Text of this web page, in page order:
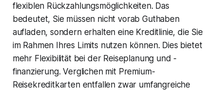
flexiblen Rückzahlungsmöglichkeiten. Das
bedeutet, Sie müssen nicht vorab Guthaben
aufladen, sondern erhalten eine Kreditlinie, die Sie
im Rahmen Ihres Limits nutzen können. Dies bietet
mehr Flexibilität bei der Reiseplanung und -
finanzierung. Verglichen mit Premium-
Reisekreditkarten entfallen zwar umfangreiche